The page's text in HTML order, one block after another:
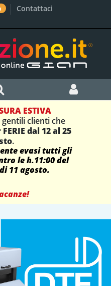
Contattaci
ESTIVA
clienti che
dal 12 al 25
.
evasi tutti gli
le h.11:00 del
11 agosto.